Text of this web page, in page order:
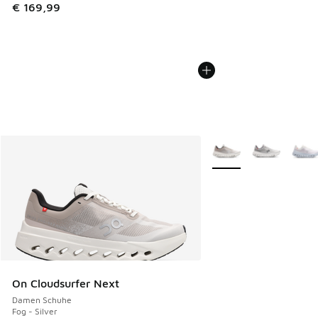
€ 169,99
On Cloudsurfer Next
Damen Schuhe
Fog - Silver
Weitere Farben